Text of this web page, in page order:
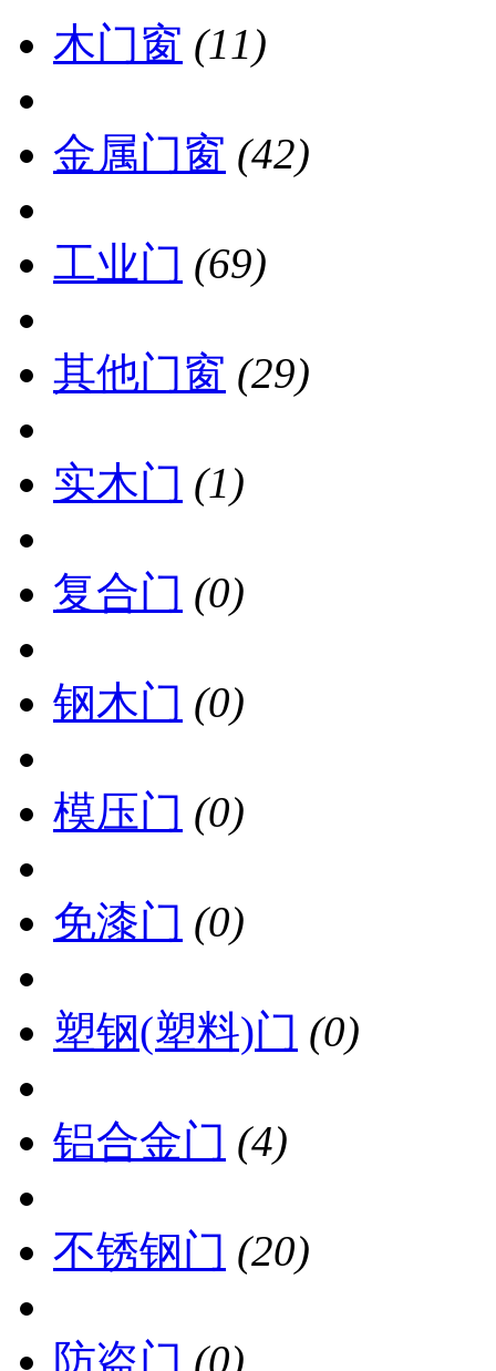
木门窗 (11)
金属门窗 (42)
工业门 (69)
其他门窗 (29)
实木门 (1)
复合门 (0)
钢木门 (0)
模压门 (0)
免漆门 (0)
塑钢(塑料)门 (0)
铝合金门 (4)
不锈钢门 (20)
防盗门 (0)